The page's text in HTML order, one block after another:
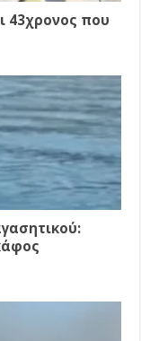
43χρονος που